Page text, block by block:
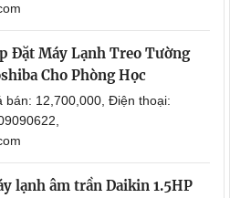
Đặt Máy Lạnh Treo Tường
Cho Phòng Học
bán: 12,700,000, Điện thoại:
lạnh âm trần Daikin 1.5HP